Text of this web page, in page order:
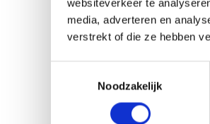
websiteverkeer te
media, adverteren en
verstrekt of die ze hebben
Noodzakelijk